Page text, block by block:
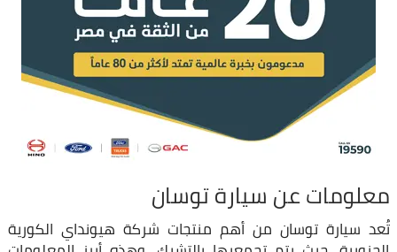
معلومات عن سيارة توسان
تُعد سيارة توسان من أهم منتجات شركة هيونداي الكورية